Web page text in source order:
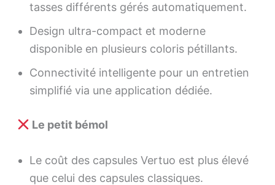
tasses différents gérés automatiquement.
Design ultra-compact et moderne
disponible en plusieurs coloris pétillants.
Connectivité intelligente pour un entretien
simplifié via une application dédiée.
Le petit bémol
Le coût des capsules Vertuo est plus élevé
que celui des capsules classiques.